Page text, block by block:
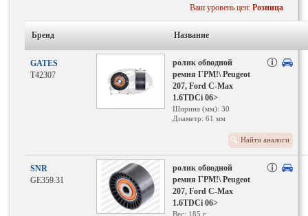
Ваш уровень цен: Розница
Бренд Название
GATES
T42307
ролик обводной
ремня ГРМ!\ Peugeot
207, Ford C-Max
1.6TDCi 06>
Ширина (мм): 30
Диаметр: 61 мм
Найти аналоги
SNR
GE359.31
ролик обводной
ремня ГРМ!\ Peugeot
207, Ford C-Max
1.6TDCi 06>
Вес: 185 г